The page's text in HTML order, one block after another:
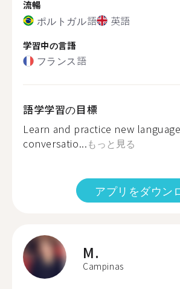
流暢
ポルトガル語 英語
学習中の言語
フランス語
語学学習の目標
Learn and practice new
conversatio...もっと見る
アプリをダウン
M.
Campinas